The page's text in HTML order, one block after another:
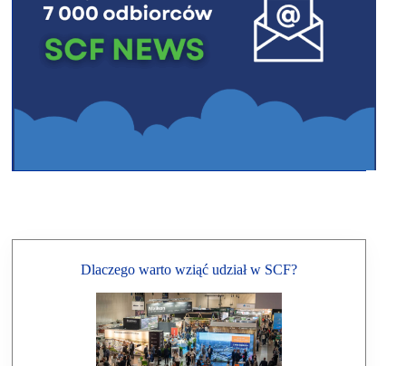
Dlaczego warto wziąć udział w SCF?